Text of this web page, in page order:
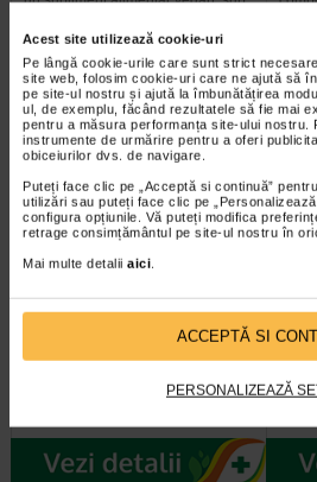
Acest site utilizează cookie-uri
Pe lângă cookie-urile care sunt strict
site web, folosim cookie-uri care ne ajută să
pe site-ul nostru și ajută la îmbunătățirea
ul, de exemplu, făcând rezultatele să fie mai
pentru a măsura performanța site-ului nostru.
instrumente de urmărire pentru a oferi
obiceiurilor dvs. de navigare.
Puteți face clic pe „Acceptă si continuă”
utilizări sau puteți face clic pe
configura opțiunile. Vă puteți modifica
retrage consimțământul pe site-ul nostru în
Mai multe detalii aici.
ACCEPTĂ SI
PERSONALIZEAZĂ
Plătești 2, primești 3
6 acadele, NATURALIS
alimentar sub forma de acadea, pe
este